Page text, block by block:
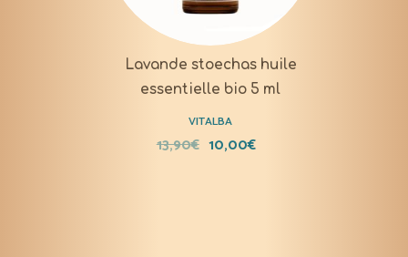
Lavande stoechas huile
essentielle bio 5 ml
VITALBA
13,90€ 10,00€